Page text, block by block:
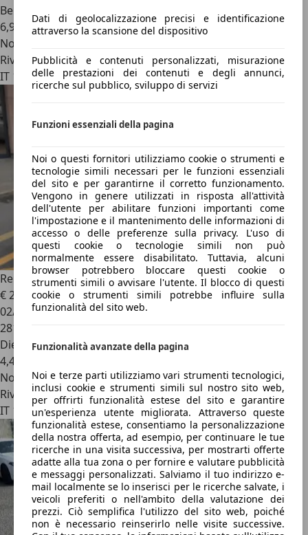
Dati di geolocalizzazione precisi e identificazione
attraverso la scansione del dispositivo
Pubblicità e contenuti personalizzati, misurazione
delle prestazioni dei contenuti e degli annunci,
ricerche sul pubblico, sviluppo di servizi
Funzioni essenziali della pagina
Noi o questi fornitori utilizziamo cookie o strumenti e
tecnologie simili necessari per le funzioni essenziali
del sito e per garantirne il corretto funzionamento.
Vengono in genere utilizzati in risposta all'attività
dell'utente per abilitare funzioni importanti come
l'impostazione e il mantenimento delle informazioni di
accesso o delle preferenze sulla privacy. L'uso di
questi cookie o tecnologie simili non può
normalmente essere disabilitato. Tuttavia, alcuni
browser potrebbero bloccare questi cookie o
strumenti simili o avvisare l'utente. Il blocco di questi
cookie o strumenti simili potrebbe influire sulla
funzionalità del sito web.
Funzionalità avanzate della pagina
Noi e terze parti utilizziamo vari strumenti tecnologici,
inclusi cookie e strumenti simili sul nostro sito web,
per offrirti funzionalità estese del sito e garantire
un'esperienza utente migliorata. Attraverso queste
funzionalità estese, consentiamo la personalizzazione
della nostra offerta, ad esempio, per continuare le tue
ricerche in una visita successiva, per mostrarti offerte
adatte alla tua zona o per fornire e valutare pubblicità
e messaggi personalizzati. Salviamo il tuo indirizzo e-
mail localmente se lo inserisci per le ricerche salvate, i
veicoli preferiti o nell'ambito della valutazione dei
prezzi. Ciò semplifica l'utilizzo del sito web, poiché
non è necessario reinserirlo nelle visite successive.
Benzina
6,9 l/100 km (comb.)
Novità
Rivenditore
IT 10126
Renault Megane1.5 dCi 110CV Luxe
€ 2.400
02/2010
281.000 km
Diesel
4,4 l/100 km (comb.)
Novità
Rivenditore
IT 10126